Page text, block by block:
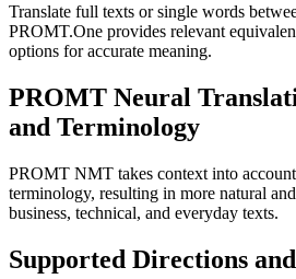
Translate full texts or single words
PROMT.One provides relevant
options for accurate meaning.
PROMT Neural
and Terminology
PROMT NMT takes context into account
terminology, resulting in more natural
business, technical, and everyday texts.
Supported Directions